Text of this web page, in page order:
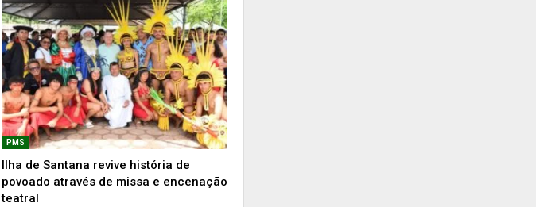
PMS
Ilha de Santana revive história de
povoado através de missa e encenação
teatral